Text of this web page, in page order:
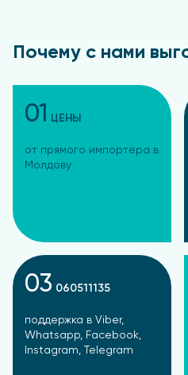
Почему с нами
01 ЦЕНЫ
от прямого импортера в
Молдову
03 060511135
поддержка в Viber,
Whatsapp, Facebook,
Instagram, Telegram